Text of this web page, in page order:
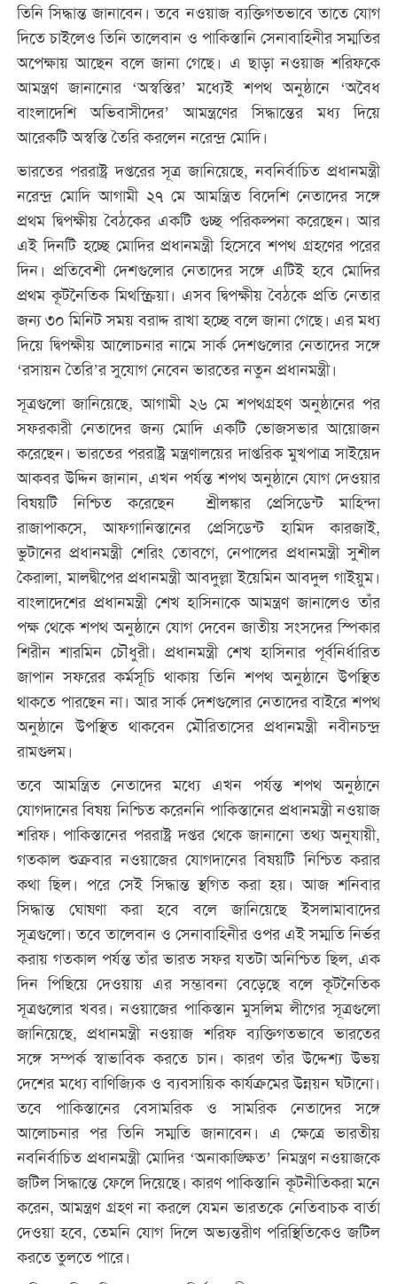
তিনি সিদ্ধান্ত জানাবেন। তবে নওয়াজ ব্যক্তিগতভাবে তাতে যোগ
দিতে চাইলেও তিনি তালেবান ও পাকিস্তানি সেনাবাহিনীর সম্মতির
অপেক্ষায় আছেন বলে জানা গেছে। এ ছাড়া নওয়াজ শরিফকে
আমন্ত্রণ জানানোর ‘অস্বস্তির’ মধ্যেই শপথ অনুষ্ঠানে ‘অবৈধ
বাংলাদেশি অভিবাসীদের’ আমন্ত্রণের সিদ্ধান্তের মধ্য দিয়ে
আরেকটি অস্বস্তি তৈরি করলেন নরেন্দ্র মোদি।
ভারতের পররাষ্ট্র দপ্তরের সূত্র জানিয়েছে, নবনির্বাচিত প্রধানমন্ত্রী
নরেন্দ্র মোদি আগামী ২৭ মে আমন্ত্রিত বিদেশি নেতাদের সঙ্গে
প্রথম দ্বিপক্ষীয় বৈঠকের একটি গুচ্ছ পরিকল্পনা করেছেন। আর
এই দিনটি হচ্ছে মোদির প্রধানমন্ত্রী হিসেবে শপথ গ্রহণের পরের
দিন। প্রতিবেশী দেশগুলোর নেতাদের সঙ্গে এটিই হবে মোদির
প্রথম কূটনৈতিক মিথস্ক্রিয়া। এসব দ্বিপক্ষীয় বৈঠকে প্রতি নেতার
জন্য ৩০ মিনিট সময় বরাদ্দ রাখা হচ্ছে বলে জানা গেছে। এর মধ্য
দিয়ে দ্বিপক্ষীয় আলোচনার নামে সার্ক দেশগুলোর নেতাদের সঙ্গে
‘রসায়ন তৈরি’র সুযোগ নেবেন ভারতের নতুন প্রধানমন্ত্রী।
সূত্রগুলো জানিয়েছে, আগামী ২৬ মে শপথগ্রহণ অনুষ্ঠানের পর
সফরকারী নেতাদের জন্য মোদি একটি ভোজসভার আয়োজন
করেছেন। ভারতের পররাষ্ট্র মন্ত্রণালয়ের দাপ্তরিক মুখপাত্র সাইয়েদ
আকবর উদ্দিন জানান, এখন পর্যন্ত শপথ অনুষ্ঠানে যোগ দেওয়ার
বিষয়টি নিশ্চিত করেছেন শ্রীলঙ্কার প্রেসিডেন্ট মাহিন্দা
রাজাপাকসে, আফগানিস্তানের প্রেসিডেন্ট হামিদ কারজাই,
ভুটানের প্রধানমন্ত্রী শেরিং তোবগে, নেপালের প্রধানমন্ত্রী সুশীল
কৈরালা, মালদ্বীপের প্রধানমন্ত্রী আবদুল্লা ইয়েমিন আবদুল গাইয়ুম।
বাংলাদেশের প্রধানমন্ত্রী শেখ হাসিনাকে আমন্ত্রণ জানালেও তাঁর
পক্ষ থেকে শপথ অনুষ্ঠানে যোগ দেবেন জাতীয় সংসদের স্পিকার
শিরীন শারমিন চৌধুরী। প্রধানমন্ত্রী শেখ হাসিনার পূর্বনির্ধারিত
জাপান সফরের কর্মসূচি থাকায় তিনি শপথ অনুষ্ঠানে উপস্থিত
থাকতে পারছেন না। আর সার্ক দেশগুলোর নেতাদের বাইরে শপথ
অনুষ্ঠানে উপস্থিত থাকবেন মৌরিতাসের প্রধানমন্ত্রী নবীনচন্দ্র
রামগুলম।
তবে আমন্ত্রিত নেতাদের মধ্যে এখন পর্যন্ত শপথ অনুষ্ঠানে
যোগদানের বিষয় নিশ্চিত করেননি পাকিস্তানের প্রধানমন্ত্রী নওয়াজ
শরিফ। পাকিস্তানের পররাষ্ট্র দপ্তর থেকে জানানো তথ্য অনুযায়ী,
গতকাল শুক্রবার নওয়াজের যোগদানের বিষয়টি নিশ্চিত করার
কথা ছিল। পরে সেই সিদ্ধান্ত স্থগিত করা হয়। আজ শনিবার
সিদ্ধান্ত ঘোষণা করা হবে বলে জানিয়েছে ইসলামাবাদের
সূত্রগুলো। তবে তালেবান ও সেনাবাহিনীর ওপর এই সম্মতি নির্ভর
করায় গতকাল পর্যন্ত তাঁর ভারত সফর যতটা অনিশ্চিত ছিল, এক
দিন পিছিয়ে দেওয়ায় এর সম্ভাবনা বেড়েছে বলে কূটনৈতিক
সূত্রগুলোর খবর। নওয়াজের পাকিস্তান মুসলিম লীগের সূত্রগুলো
জানিয়েছে, প্রধানমন্ত্রী নওয়াজ শরিফ ব্যক্তিগতভাবে ভারতের
সঙ্গে সম্পর্ক স্বাভাবিক করতে চান। কারণ তাঁর উদ্দেশ্য উভয়
দেশের মধ্যে বাণিজ্যিক ও ব্যবসায়িক কার্যক্রমের উন্নয়ন ঘটানো।
তবে পাকিস্তানের বেসামরিক ও সামরিক নেতাদের সঙ্গে
আলোচনার পর তিনি সম্মতি জানাবেন। এ ক্ষেত্রে ভারতীয়
নবনির্বাচিত প্রধানমন্ত্রী মোদির ‘অনাকাঙ্ক্ষিত’ নিমন্ত্রণ নওয়াজকে
জটিল সিদ্ধান্তে ফেলে দিয়েছে। কারণ পাকিস্তানি কূটনীতিকরা মনে
করেন, আমন্ত্রণ গ্রহণ না করলে যেমন ভারতকে নেতিবাচক বার্তা
দেওয়া হবে, তেমনি যোগ দিলে অভ্যন্তরীণ পরিস্থিতিকেও জটিল
করতে তুলতে পারে।